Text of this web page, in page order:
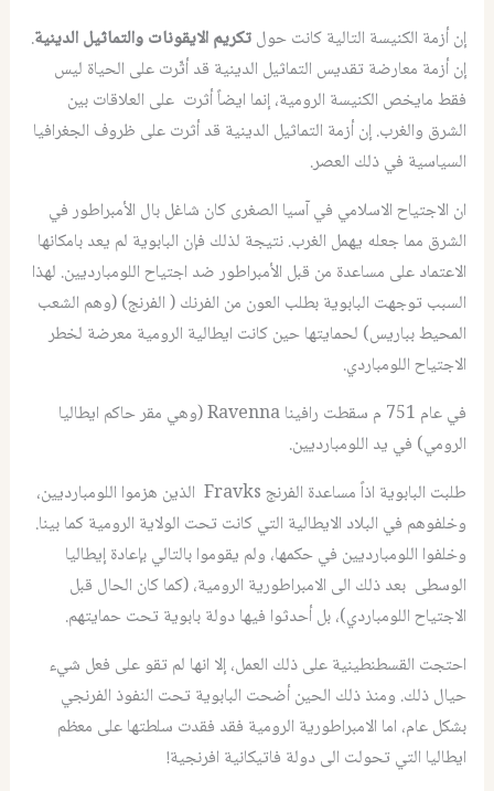
إن أزمة الكنيسة التالية كانت حولتكريم الايقونات والتماثيل الدينية.
إن أزمة معارضة تقديس التماثيل الدينية قد أثّرت على الحياة ليس
فقط مايخص الكنيسة الرومية، إنما ايضاً أثرت على العلاقات بين
الشرق والغرب. إن أزمة التماثيل الدينية قد أثرت على ظروف الجغرافيا
السياسية في ذلك العصر.
ان الاجتياح الاسلامي في آسيا الصغرى كان شاغل بال الأمبراطور في
الشرق مما جعله يهمل الغرب. نتيجة لذلك فإن البابوية لم يعد بامكانها
الاعتماد على مساعدة من قبل الأمبراطور ضد اجتياح اللومبارديين. لهذا
السبب توجهت البابوية بطلب العون من الفرنك ( الفرنج) (وهم الشعب
المحيط بباريس) لحمايتها حين كانت ايطالية الرومية معرضة لخطر
الاجتياح اللومباردي.
في عام 751 م سقطت رافينا Ravenna (وهي مقر حاكم ايطاليا
الرومي) في يد اللومبارديين.
طلبت البابوية اذاً مساعدة الفرنج Fravks الذين هزموا اللومبارديين،
وخلفوهم في البلاد الايطالية التي كانت تحت الولاية الرومية كما بينا.
وخلفوا اللومبارديين في حكمها، ولم يقوموا بالتالي بإعادة إيطاليا
الوسطى بعد ذلك الى الامبراطورية الرومية، (كما كان الحال قبل
الاجتياح اللومباردي)، بل أحدثوا فيها دولة بابوية تحت حمايتهم.
احتجت القسطنطينية على ذلك العمل، إلا انها لم تقو على فعل شيء
حيال ذلك. ومنذ ذلك الحين أضحت البابوية تحت النفوذ الفرنجي
بشكل عام، اما الامبراطورية الرومية فقد فقدت سلطتها على معظم
ايطاليا التي تحولت الى دولة فاتيكانية افرنجية!